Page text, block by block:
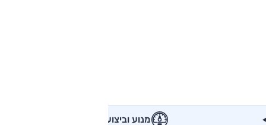
מנוע וביצועים